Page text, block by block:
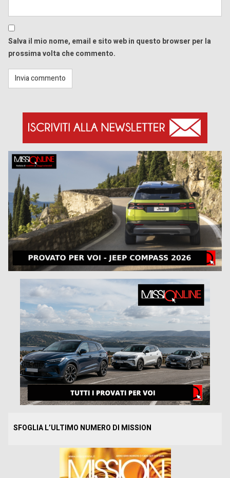
Salva il mio nome, email e sito web in questo browser per la
prossima volta che commento.
SFOGLIA L’ULTIMO NUMERO DI MISSION